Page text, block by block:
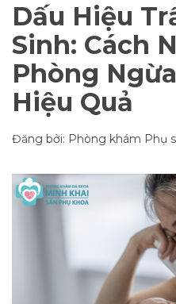
Dấu Hiệu
Sinh: Cách
Phòng
Hiệu Quả
Đăng bởi: Phòng khám Phụ